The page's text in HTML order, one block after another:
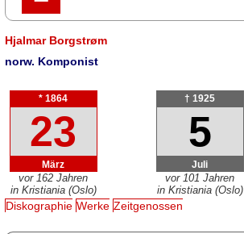
Hjalmar Borgstrøm
norw. Komponist
* 1864
23
März
vor 162 Jahren
in Kristiania (Oslo)
† 1925
5
Juli
vor 101 Jahren
in Kristiania (Oslo)
Diskographie Werke Zeitgenossen